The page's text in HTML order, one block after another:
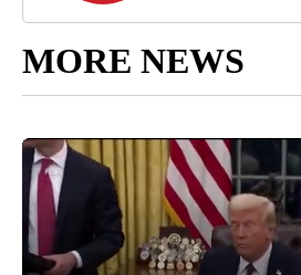
MORE NEWS